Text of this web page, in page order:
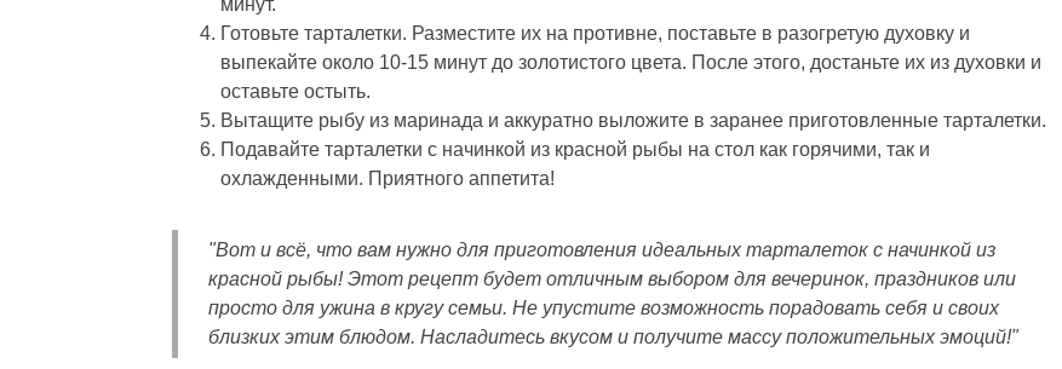
минут.
Готовьте тарталетки. Разместите их на противне, поставьте в разогретую духовку и
выпекайте около 10-15 минут до золотистого цвета. После этого, достаньте их из духовки и
оставьте остыть.
Вытащите рыбу из маринада и аккуратно выложите в заранее приготовленные тарталетки.
Подавайте тарталетки с начинкой из красной рыбы на стол как горячими, так и
охлажденными. Приятного аппетита!
"Вот и всё, что вам нужно для приготовления идеальных тарталеток с начинкой из
красной рыбы! Этот рецепт будет отличным выбором для вечеринок, праздников или
просто для ужина в кругу семьи. Не упустите возможность порадовать себя и своих
близких этим блюдом. Насладитесь вкусом и получите массу положительных эмоций!"